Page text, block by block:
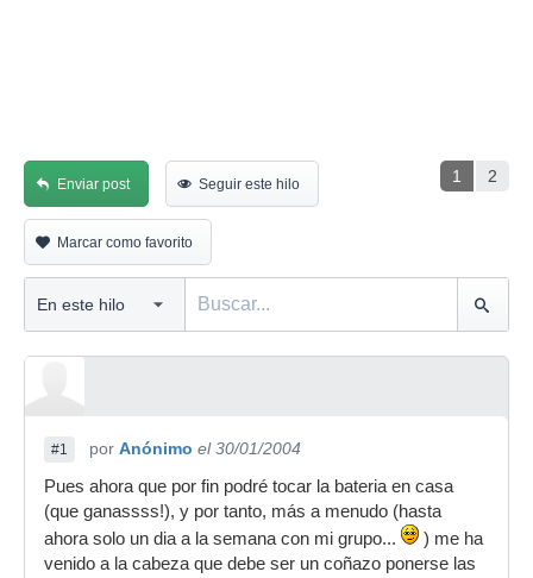
1 2
Enviar post Seguir este hilo
Marcar como favorito
#1 por Anónimo el 30/01/2004
Pues ahora que por fin podré tocar la bateria en casa
(que ganassss!), y por tanto, más a menudo (hasta
ahora solo un dia a la semana con mi grupo...
) me ha
venido a la cabeza que debe ser un coñazo ponerse las